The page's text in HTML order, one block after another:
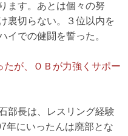
ます。あとは個々の努
裏切らない。３位以内を
イでの健闘を誓った。
が、ＯＢが力強くサポー
部長は、レスリング経験
年にいったんは廃部とな